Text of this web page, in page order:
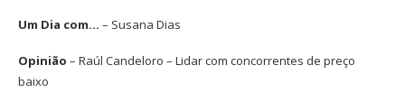
Um Dia com… – Susana Dias
Opinião – Raúl Candeloro – Lidar com concorrentes de preço
baixo